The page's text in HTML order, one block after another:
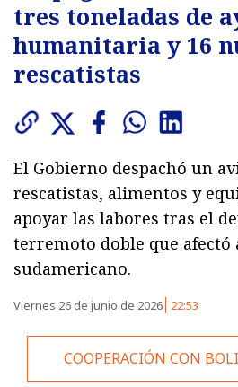
tres toneladas de
humanitaria y 16
rescatistas
El Gobierno despachó un
rescatistas, alimentos y
apoyar las labores tras el
terremoto doble que afectó
sudamericano.
Viernes 26 de junio de 2026 22:53
COOPERACIÓN CON